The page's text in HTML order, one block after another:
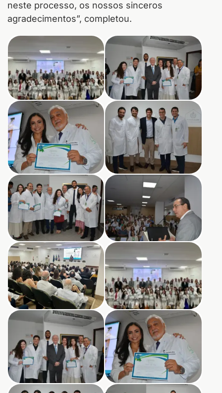
neste processo, os nossos sinceros
agradecimentos”, completou.